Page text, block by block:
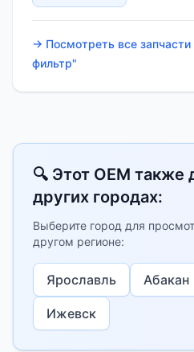
→ Посмотреть все
фильтр"
🔍 Этот OEM также
других городах:
Выберите город для
другом регионе:
Ярославль Абакан
Ижевск